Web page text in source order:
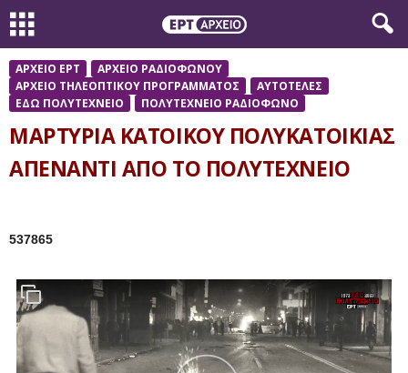
ΑΡΧΕΙΟ ΕΡΤ
ΑΡΧΕΙΟ ΡΑΔΙΟΦΩΝΟΥ
ΑΡΧΕΙΟ ΤΗΛΕΟΠΤΙΚΟΥ ΠΡΟΓΡΑΜΜΑΤΟΣ
ΑΥΤΟΤΕΛΕΣ
ΕΔΩ ΠΟΛΥΤΕΧΝΕΙΟ
ΠΟΛΥΤΕΧΝΕΙΟ ΡΑΔΙΟΦΩΝΟ
ΜΑΡΤΥΡΙΑ ΚΑΤΟΙΚΟΥ ΠΟΛΥΚΑΤΟΙΚΙΑΣ
ΑΠΕΝΑΝΤΙ ΑΠΟ ΤΟ ΠΟΛΥΤΕΧΝΕΙΟ
537865